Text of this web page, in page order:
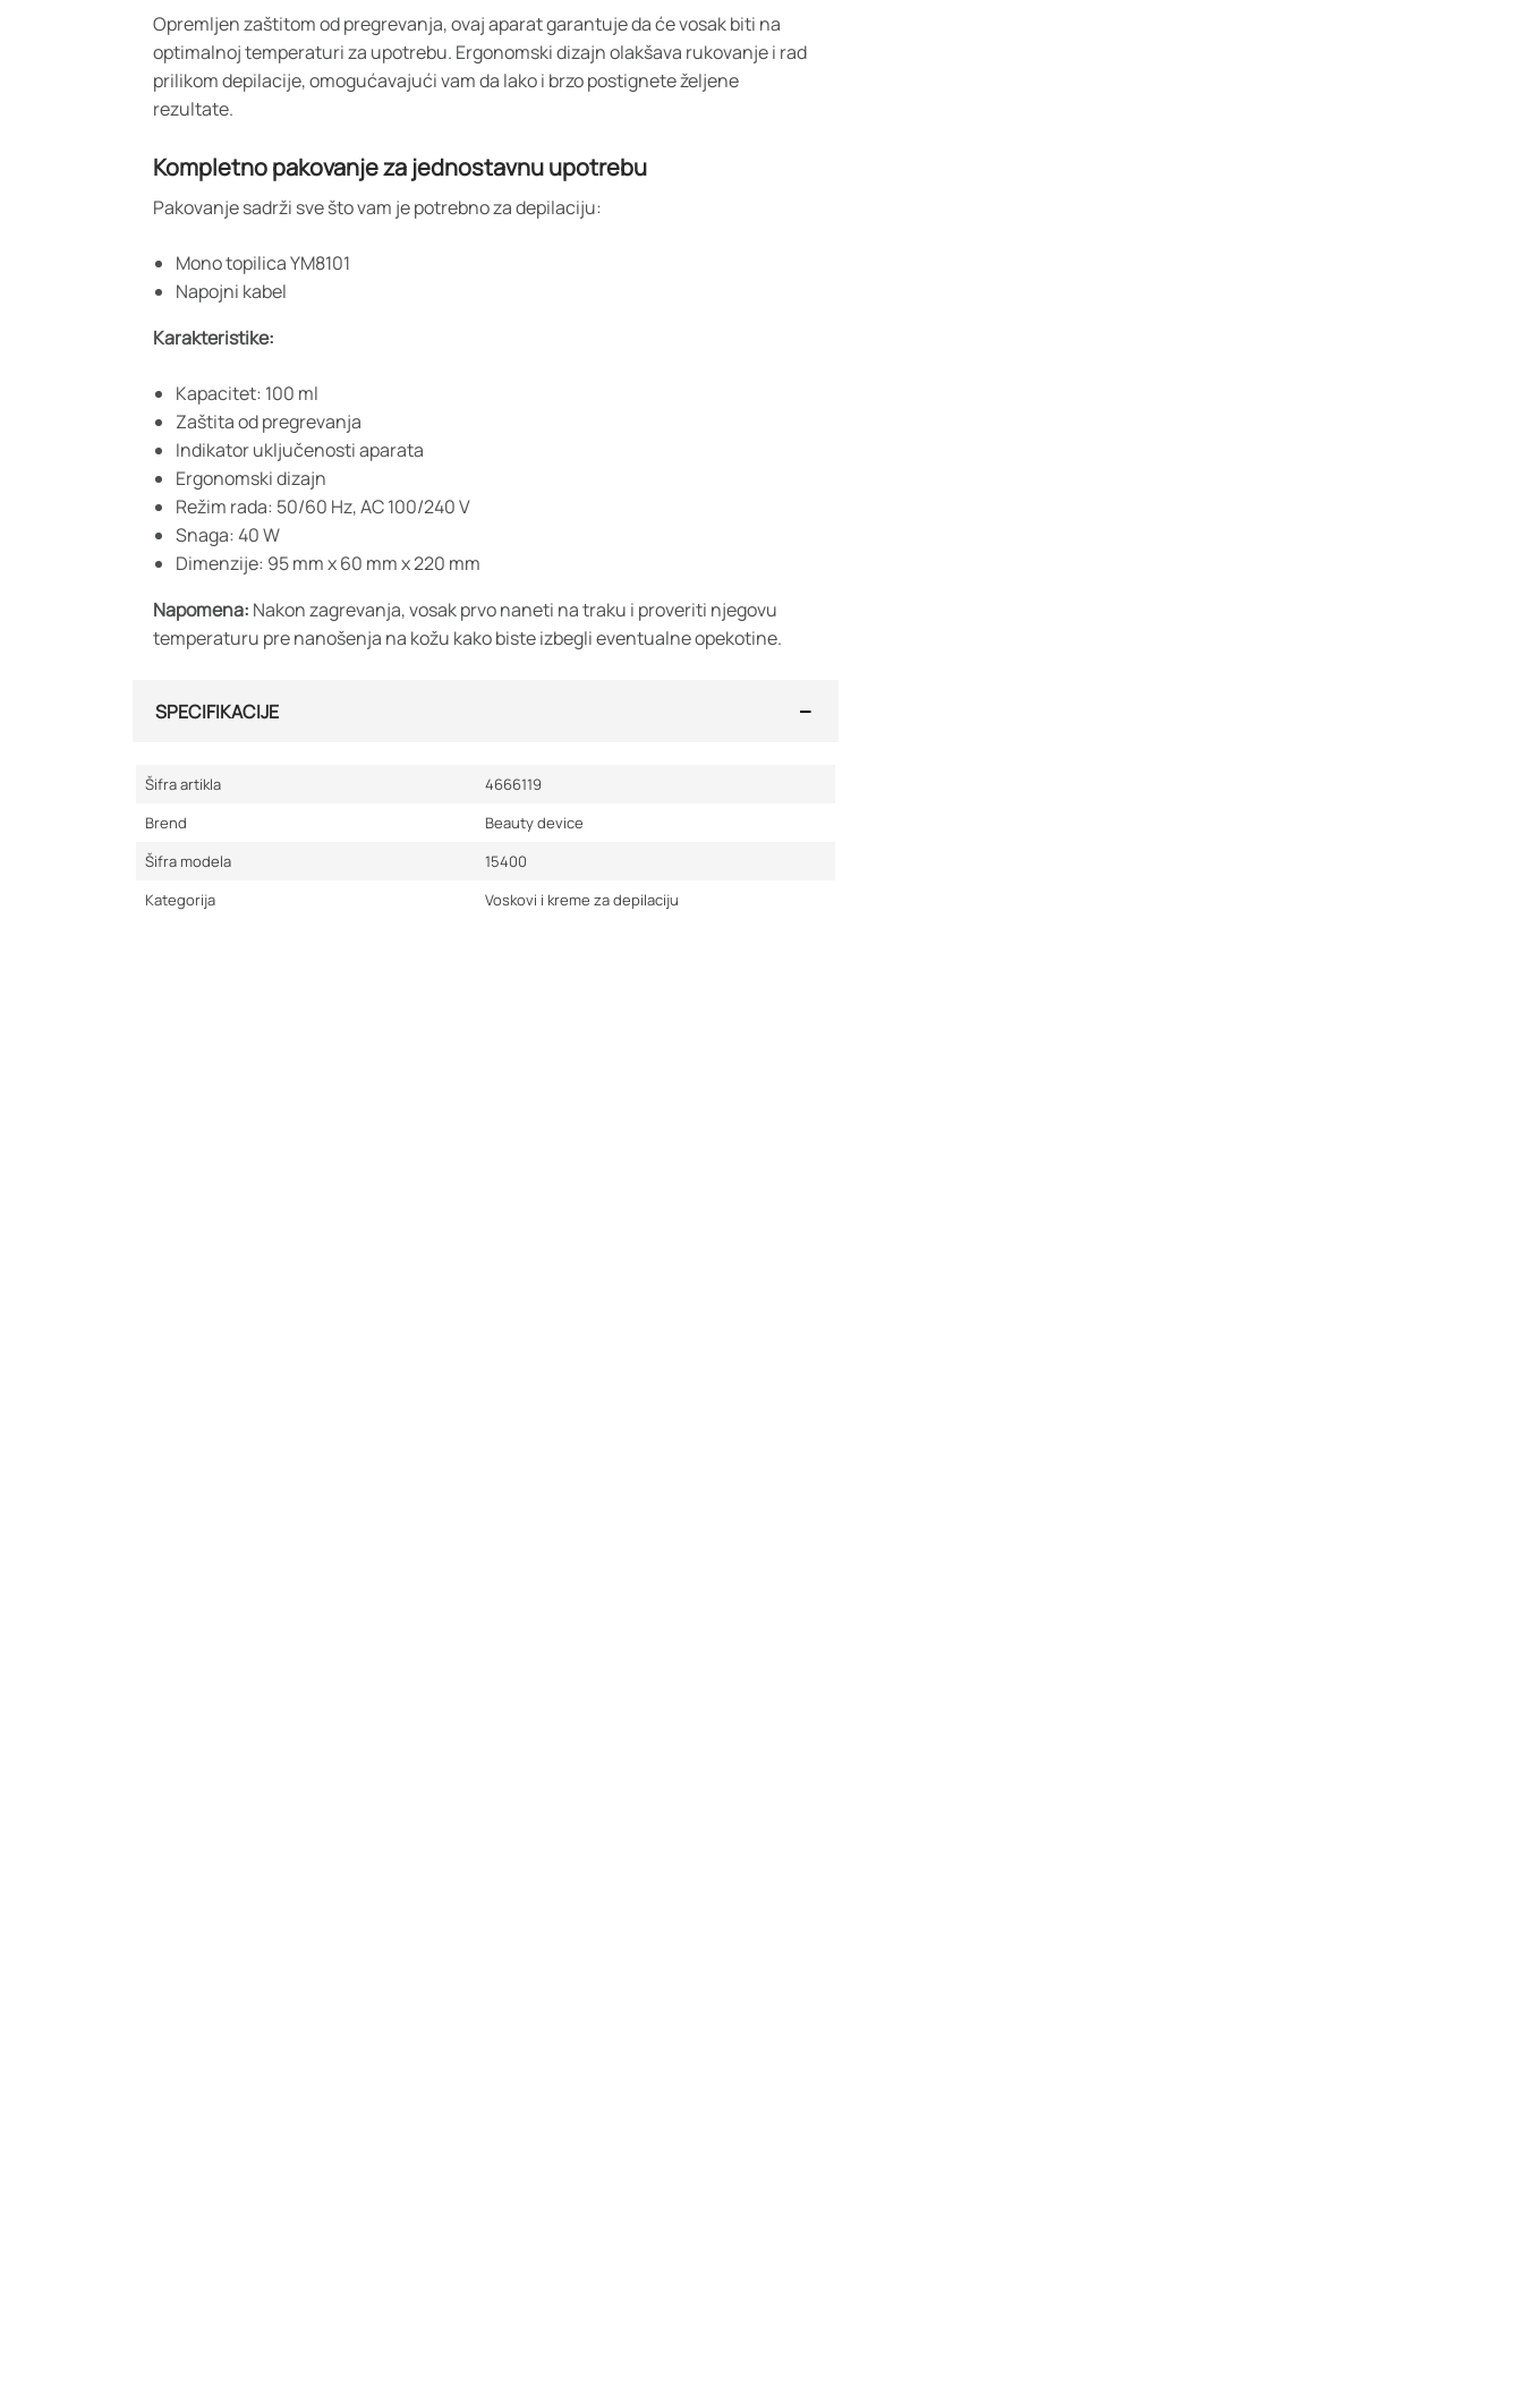
Opremljen zaštitom od pregrevanja, ovaj aparat garantuje da će vosak biti na
optimalnoj temperaturi za upotrebu. Ergonomski dizajn olakšava rukovanje i rad
prilikom depilacije, omogućavajući vam da lako i brzo postignete željene
rezultate.
Kompletno pakovanje za jednostavnu upotrebu
Pakovanje sadrži sve što vam je potrebno za depilaciju:
Mono topilica YM8101
Napojni kabel
Karakteristike:
Kapacitet: 100 ml
Zaštita od pregrevanja
Indikator uključenosti aparata
Ergonomski dizajn
Režim rada: 50/60 Hz, AC 100/240 V
Snaga: 40 W
Dimenzije: 95 mm x 60 mm x 220 mm
Napomena: Nakon zagrevanja, vosak prvo naneti na traku i proveriti njegovu
temperaturu pre nanošenja na kožu kako biste izbegli eventualne opekotine.
SPECIFIKACIJE
Šifra artikla
4666119
Brend
Beauty device
Šifra modela
15400
Kategorija
Voskovi i kreme za depilaciju